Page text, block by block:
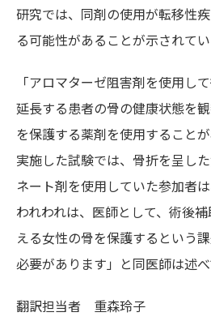
研究では、同剤の使用が転移性
る可能性があることが示されてい
「アロマターゼ阻害剤を使用し
延長する患者の骨の健康状態を
を保護する薬剤を使用すること
実施した試験では、骨折を呈し
ネート剤を使用していた参加者
われわれは、医師として、術後
える女性の骨を保護するという
必要があります」と同医師は述べ
翻訳担当者 重森玲子